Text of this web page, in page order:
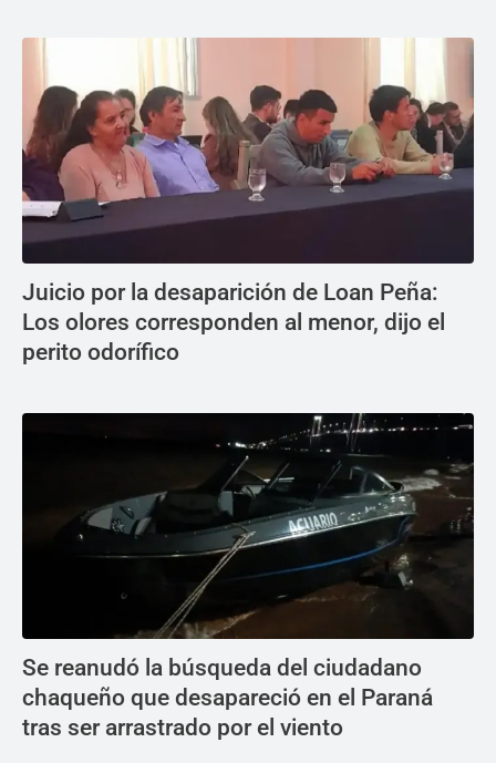
Juicio por la desaparición de Loan Peña:
Los olores corresponden al menor, dijo el
perito odorífico
Se reanudó la búsqueda del ciudadano
chaqueño que desapareció en el Paraná
tras ser arrastrado por el viento